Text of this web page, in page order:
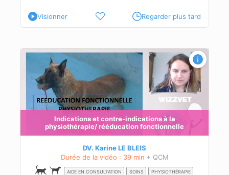
Visionner Regarder plus tard
Indications et contre-indications à la
physiothérapie/ rééducation fonctionnelle
DV. Karine LE BLEIS
Durée de la vidéo : 39 min + QCM
AIDE EN CONSULTATION SOINS PHYSIOTHÉRAPIE